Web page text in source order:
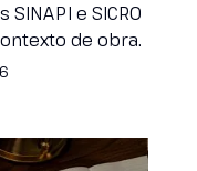
e SICRO
de obra.